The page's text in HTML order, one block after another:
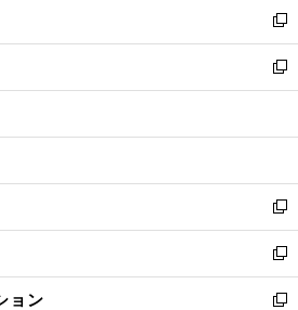
く
ド
ウ
で
開
ィ
ン
ド
ウ
開
い
ウ
ィ
ン
ウ
開
く
新
し
い
ウ
ン
ウ
で
開
く
新
し
ウ
ン
ド
ウ
で
開
く
新
し
い
ウ
ィ
新
し
い
ョン
新